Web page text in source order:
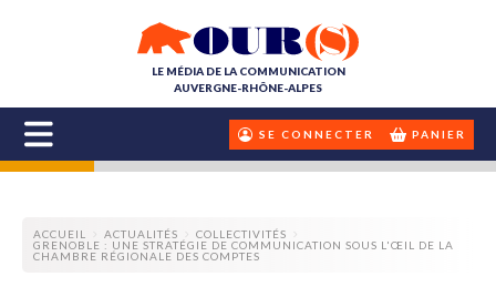
LE MÉDIA DE LA COMMUNICATION
AUVERGNE-RHÔNE-ALPES
SE CONNECTER PANIER
ACCUEIL ACTUALITÉS
COLLECTIVITÉS
GRENOBLE : UNE STRATÉGIE DE COMMUNICATION SOUS L'ŒIL DE LA
CHAMBRE RÉGIONALE DES COMPTES